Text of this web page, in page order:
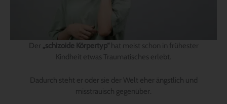
Der „schizoide Körpertyp“hat meist schon in frühester
Kindheit etwas Traumatisches erlebt.
Dadurch steht er oder sie der Welt eher ängstlich und
misstrauisch gegenüber.